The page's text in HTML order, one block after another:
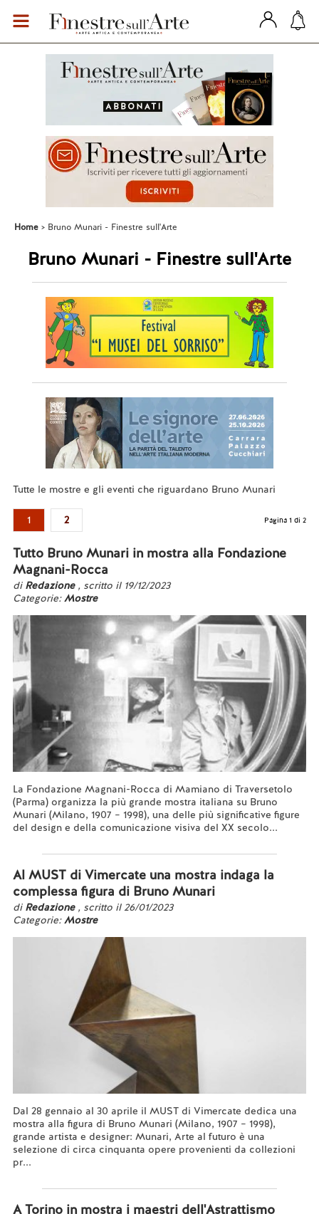
Home Bruno Munari - Finestre sull'Arte
Bruno Munari - Finestre sull'Arte
Tutte le mostre e gli eventi che riguardano Bruno Munari
1 2 Pagina 1 di 2
Tutto Bruno Munari in mostra alla Fondazione
Magnani-Rocca
di Redazione , scritto il 19/12/2023
Categorie:Mostre
La Fondazione Magnani-Rocca di Mamiano di Traversetolo
(Parma) organizza la più grande mostra italiana su Bruno
Munari (Milano, 1907 – 1998), una delle più significative figure
del design e della comunicazione visiva del XX secolo...
Al MUST di Vimercate una mostra indaga la
complessa figura di Bruno Munari
di Redazione , scritto il 26/01/2023
Categorie:Mostre
Dal 28 gennaio al 30 aprile il MUST di Vimercate dedica una
mostra alla figura di Bruno Munari (Milano, 1907 – 1998),
grande artista e designer: Munari, Arte al futuro è una
selezione di circa cinquanta opere provenienti da collezioni
pr...
A Torino in mostra i maestri dell'Astrattismo